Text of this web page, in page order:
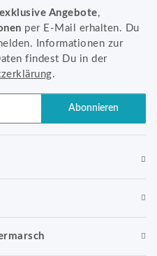
exklusive Angebote,
per E-Mail erhalten. Du
Informationen zur
findest Du in der
.
Abonnieren